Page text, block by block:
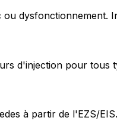
dysfonctionnement.
d'injection pour
à partir de l'EZS/